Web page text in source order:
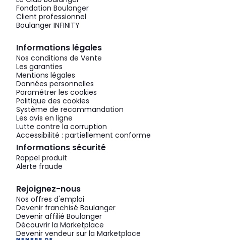
Fondation Boulanger
Client professionnel
Boulanger INFINITY
Informations légales
Nos conditions de Vente
Les garanties
Mentions légales
Données personnelles
Paramétrer les cookies
Politique des cookies
Système de recommandation
Les avis en ligne
Lutte contre la corruption
Accessibilité : partiellement conforme
Informations sécurité
Rappel produit
Alerte fraude
Rejoignez-nous
Nos offres d'emploi
Devenir franchisé Boulanger
Devenir affilié Boulanger
Découvrir la Marketplace
Devenir vendeur sur la Marketplace